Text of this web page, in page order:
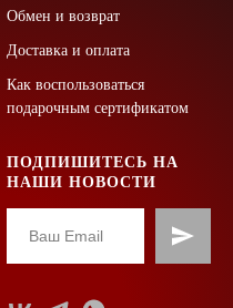
Обмен и возврат
Доставка и оплата
Как воспользоваться
подарочным сертификатом
ПОДПИШИТЕСЬ НА
НАШИ НОВОСТИ